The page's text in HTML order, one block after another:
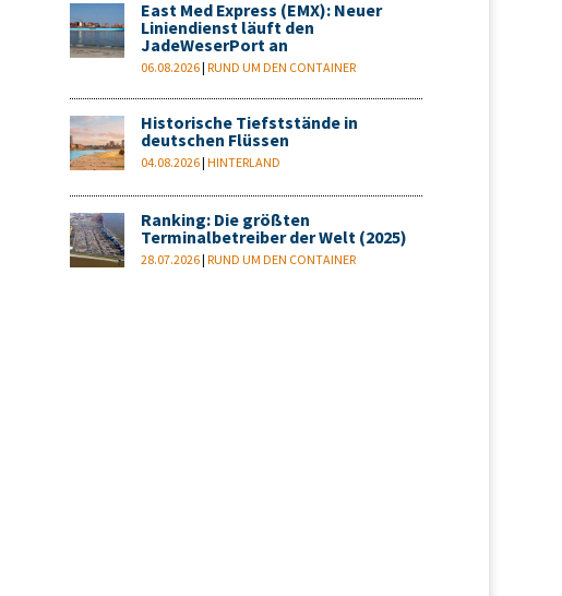
East Med Express (EMX): Neuer
Liniendienst läuft den
JadeWeserPort an
06.08.2026 |RUND UM DEN CONTAINER
Historische Tiefststände in
deutschen Flüssen
04.08.2026 |HINTERLAND
Ranking: Die größten
Terminalbetreiber der Welt (2025)
28.07.2026 |RUND UM DEN CONTAINER